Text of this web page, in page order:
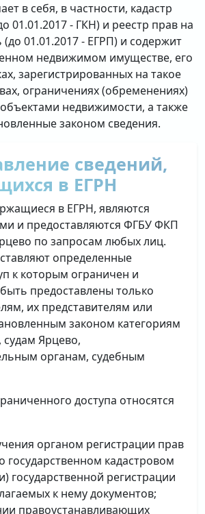
в себя, в частности, кадастр
01.01.2017 - ГКН) и реестр прав на
01.01.2017 - ЕГРП) и содержит
недвижимом имуществе, его
зарегистрированных на такое
ограничениях (обременениях)
объектами недвижимости, а также
законом сведения.
сведений,
в ЕГРН
в ЕГРН, являются
и предоставляются ФГБУ ФКП
по запросам любых лиц.
определенные
к которым ограничен и
предоставлены только
их представителям или
законом категориям
Ярцево,
органам, судебным
доступа относятся
органом регистрации прав
государственном кадастровом
государственной регистрации
к нему документов;
правоустанавливающих